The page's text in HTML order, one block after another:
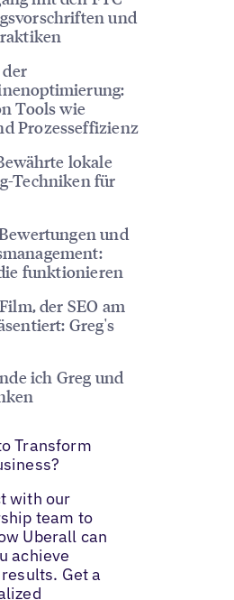
und
der
Tools wie
Prozesseffizienz
lokale
Techniken für
und
funktionieren
der SEO am
Greg's
ich Greg und
Transform
with our
team to
Uberall can
achieve
Get a